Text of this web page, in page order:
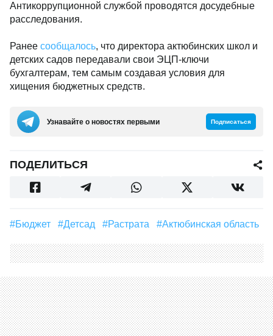
Антикоррупционной службой проводятся досудебные
расследования.
Ранее сообщалось, что директора актюбинских школ и
детских садов передавали свои ЭЦП-ключи
бухгалтерам, тем самым создавая условия для
хищения бюджетных средств.
Узнавайте о новостях первыми Подписаться
ПОДЕЛИТЬСЯ
#Бюджет #детсад #Растрата #Актюбинская область